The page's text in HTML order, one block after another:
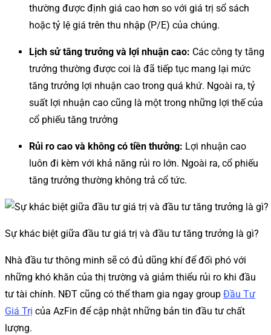
thường được định giá cao hơn so với giá trị sổ sách
hoặc tỷ lệ giá trên thu nhập (P/E) của chúng.
Lịch sử tăng trưởng và lợi nhuận cao: Các công ty tăng
trưởng thường được coi là đã tiếp tục mang lại mức
tăng trưởng lợi nhuận cao trong quá khứ. Ngoài ra, tỷ
suất lợi nhuận cao cũng là một trong những lợi thế của
cổ phiếu tăng trưởng
Rủi ro cao và không có tiền thưởng: Lợi nhuận cao
luôn đi kèm với khả năng rủi ro lớn. Ngoài ra, cổ phiếu
tăng trưởng thường không trả cổ tức.
Sự khác biệt giữa đầu tư giá trị và đầu tư tăng trưởng là gì?
Nhà đầu tư thông minh sẽ có đủ dũng khí để đối phó với
những khó khăn của thị trường và giảm thiểu rủi ro khi đầu
tư tài chính. NĐT cũng có thể tham gia ngay group Đầu Tư
Giá Trị của AzFin để cập nhật những bản tin đầu tư chất
lượng.